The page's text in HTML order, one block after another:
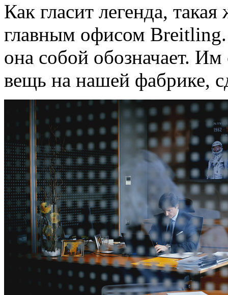
Как гласит легенда,
главным офисом Breitling.
она собой обозначает.
вещь на нашей фабрике,